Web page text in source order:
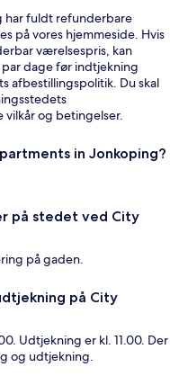
har fuldt refunderbare
på vores hjemmeside. Hvis
værelsespris, kan
dage før indtjekning
afbestillingspolitik. Du skal
og betingelser.
in Jonkoping?
på stedet ved City
på gaden.
på City
Udtjekning er kl. 11.00. Der
og udtjekning.